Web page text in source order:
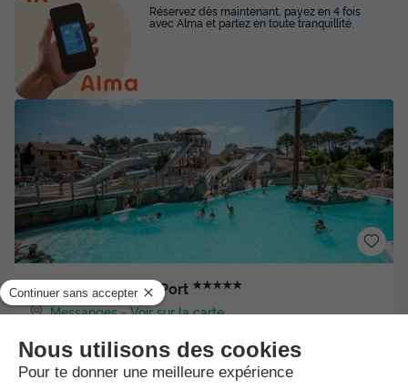
Camping Le Vieux Port ★★★★★
Messanges -Voir sur la carte
Avis clients
8.4/10
Réservez dès maintenant, payez en 4 fois
avec Alma et partez en toute tranquillité.